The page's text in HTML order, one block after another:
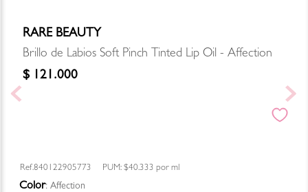
RARE BEAUTY
Brillo de Labios Soft Pinch Tinted Lip Oil - Affection
$ 121 .000
840122905773 PUM: $40.333 por ml
Color: Affection